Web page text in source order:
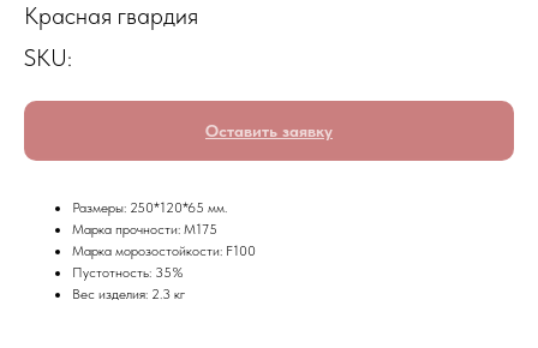
Красная гвардия
SKU:
Оставить заявку
Размеры: 250*120*65 мм.
Марка прочности: М175
Марка морозостойкости: F100
Пустотность: 35%
Вес изделия: 2.3 кг